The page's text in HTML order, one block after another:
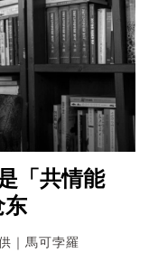
「共情能
东
｜馬可孛羅